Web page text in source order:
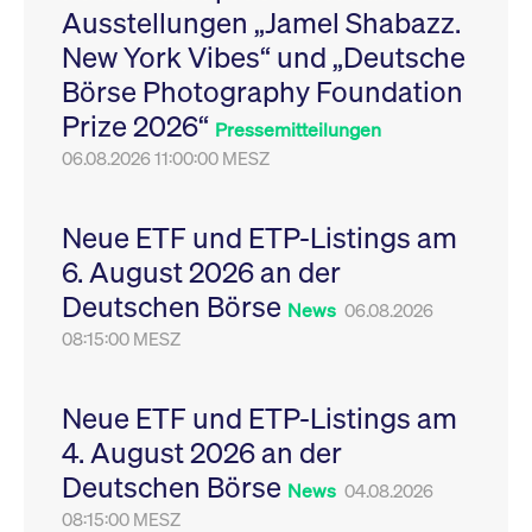
Ausstellungen „Jamel Shabazz.
New York Vibes“ und „Deutsche
Börse Photography Foundation
Prize 2026“ Pressemitteilungen
06.08.2026 11:00:00 MESZ
Neue ETF und ETP-Listings am
6. August 2026 an der
Deutschen Börse News 06.08.2026
08:15:00 MESZ
Neue ETF und ETP-Listings am
4. August 2026 an der
Deutschen Börse News 04.08.2026
08:15:00 MESZ
Leistung der Website
zu messen. Es handelt
sich um ein Muster-
Cookie, bei dem auf
das Präfix _pk_ses
eine kurze Reihe von
VISITOR_PRIVACY_METADATA
YouTube
.youtube.com
6
Monate
Dieses Cookie dient
Speicherung der
Einwilligungs- und
des Nutzers für ihre
Interaktion mit der
Sitzungen geehrt